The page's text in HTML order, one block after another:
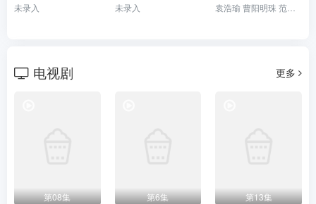
未录入
未录入
电视剧 更多
第08集
第6集
第13集